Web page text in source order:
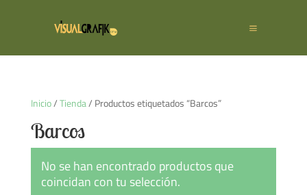
Inicio/Tienda/ Productos etiquetados “Barcos”
Barcos
No se han encontrado productos que
coincidan con tu selección.